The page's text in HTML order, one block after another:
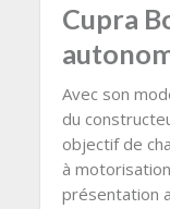
Cupra
Avec son
du
objectif de
à
présentation